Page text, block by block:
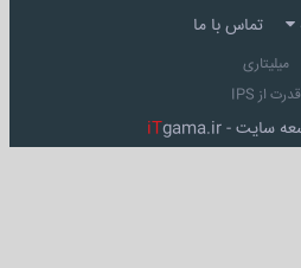
تماس با ما
میلیتاری
قدرت از IPS
سايت - iTgama.ir